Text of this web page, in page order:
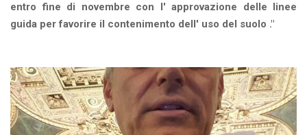
entro fine di novembre con l' approvazione delle linee
guida per favorire il contenimento dell' uso del suolo ."